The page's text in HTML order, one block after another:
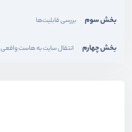
بخش سوم بررسی قابلیت‌ها
بخش چهارم انتقال سایت به هاست واقعی